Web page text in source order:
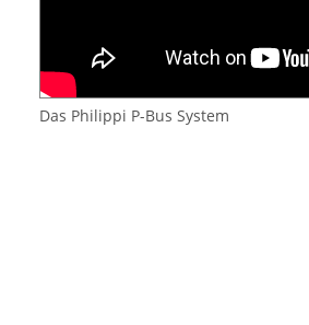
Das Philippi P-Bus System